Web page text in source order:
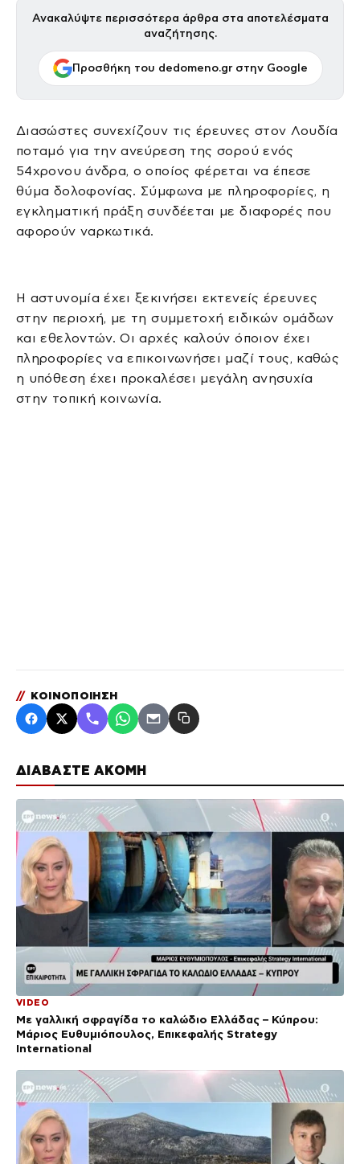
ΔΙΑΒΑΣΤΕ ΑΚΟΜΗ
VIDEO
Με γαλλική σφραγίδα το καλώδιο Ελλάδας – Κύπρου:
Μάριος Ευθυμιόπουλος, Επικεφαλής Strategy
International
Ανακαλύψτε περισσότερα άρθρα στα αποτελέσματα
αναζήτησης.
Προσθήκη του dedomeno.gr στην Google
Διασώστες συνεχίζουν τις έρευνες στον Λουδία
ποταμό για την ανεύρεση της σορού ενός
54χρονου άνδρα, ο οποίος φέρεται να έπεσε
θύμα δολοφονίας. Σύμφωνα με πληροφορίες, η
εγκληματική πράξη συνδέεται με διαφορές που
αφορούν ναρκωτικά.
Η αστυνομία έχει ξεκινήσει εκτενείς έρευνες
στην περιοχή, με τη συμμετοχή ειδικών ομάδων
και εθελοντών. Οι αρχές καλούν όποιον έχει
πληροφορίες να επικοινωνήσει μαζί τους, καθώς
η υπόθεση έχει προκαλέσει μεγάλη ανησυχία
στην τοπική κοινωνία.
// ΚΟΙΝΟΠΟΙΗΣΗ